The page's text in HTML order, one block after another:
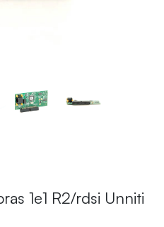
1e1 R2/rdsi Unniti